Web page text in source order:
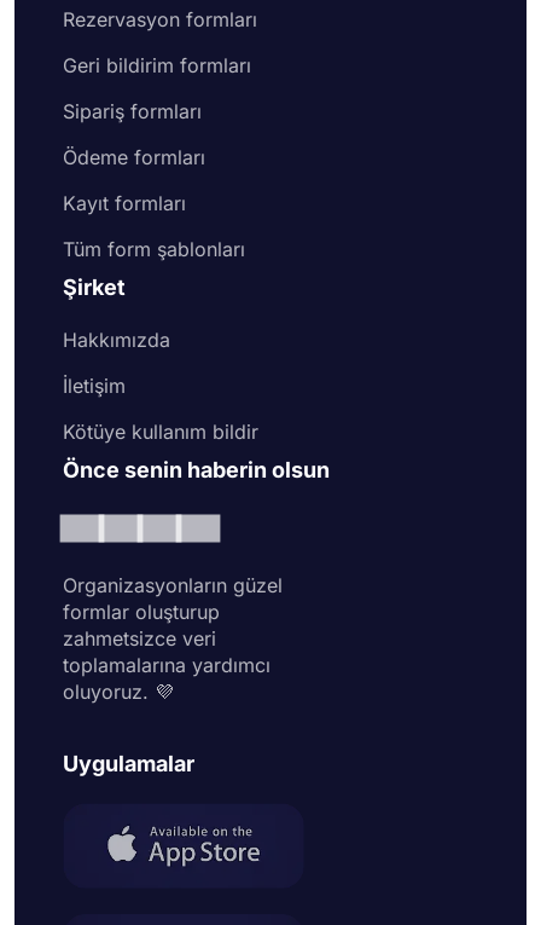
Rezervasyon formları
Geri bildirim formları
Sipariş formları
Ödeme formları
Kayıt formları
Tüm form şablonları
Şirket
Hakkımızda
İletişim
Kötüye kullanım bildir
Önce senin haberin olsun
Organizasyonların güzel
formlar oluşturup
zahmetsizce veri
toplamalarına yardımcı
oluyoruz. 💜
Uygulamalar